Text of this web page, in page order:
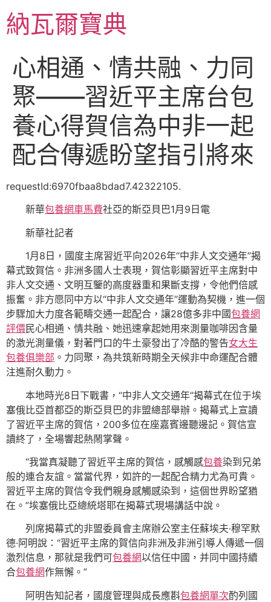
至
主納瓦爾寶典
心相通、情共融、力同
聚——習近平主席台包
養心得賀信為中非一起
配合傳遞盼望指引將來
requestId:6970fbaa8bdad7.42322105.
新華包養網車馬費社亞的斯亞貝巴1月9日電
新華社記者
1月8日，國度主席習近平向2026年“中非人文交通年”揭
幕式致賀信。非洲多國人士表現，賀信彰顯習近平主席對中
非人文交通、文明互鑒的高度器重和果斷支撐，令他們倍感
振奮。非方愿同中方以“中非人文交通年”運動為契機，進一個
步驟加大力度各範疇交通一起配合，讓28億多非中國包養網
評價民心相通、情共融、她迅速拿起她用來測量咖啡因含量
的激光測量儀，對著門口的牛土豪發出了冷酷的警告女大生
包養俱樂部 。力同聚，為共筑新時期全天候非中命運配合體
注進耐久動力。
本地時光8日下戰書，“中非人文交通年”揭幕式在位于埃
塞俄比亞首都亞的斯亞貝巴的非盟總部舉辦。揭幕式上宣讀
了習近平主席的賀信，200多位在座嘉賓邊聽邊記。賀信宣
讀終了，全場響起熱鬧掌聲。
“我當真凝聽了習近平主席的賀信，感觸感包養染到兄弟
般的連合友誼。當當代界，如許的一起配合精力尤為可貴。
習近平主席的賀信令我們親身感觸感染到，這個世界盼望猶
在。”埃塞俄比亞總統塔耶在揭幕式現場講話中說。
列席揭幕式的非盟委員會主席辦公室主任蘇埃夫·穆罕默
德·阿明說：“習近平主席的賀信向非洲及非洲引導人傳遞一個
激烈信息，那就是我們可包養網以信任中國，并同中國持續
合包養網作無懈。”
阿明告知記者，國度管理與成長應斟包養網單次酌列國